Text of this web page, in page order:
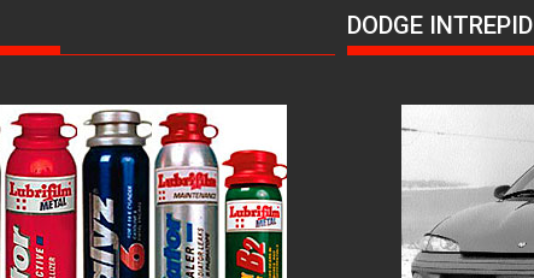
DODGE INTREPID